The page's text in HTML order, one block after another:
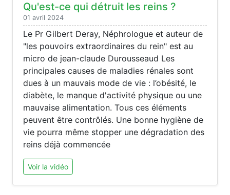
Qu'est-ce qui détruit les reins ?
01 avril 2024
Le Pr Gilbert Deray, Néphrologue et auteur de
"les pouvoirs extraordinaires du rein" est au
micro de jean-claude Durousseaud Les
principales causes de maladies rénales sont
dues à un mauvais mode de vie : l’obésité, le
diabète, le manque d'activité physique ou une
mauvaise alimentation. Tous ces éléments
peuvent être contrôlés. Une bonne hygiène de
vie pourra même stopper une dégradation des
reins déjà commencée
Voir la vidéo